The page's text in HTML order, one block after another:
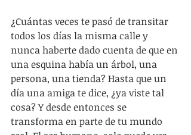
¿Cuántas veces te pasó de transitar
todos los días la misma calle y
nunca haberte dado cuenta de que en
una esquina había un árbol, una
persona, una tienda? Hasta que un
día una amiga te dice, ¿ya viste tal
cosa? Y desde entonces se
transforma en parte de tu mundo